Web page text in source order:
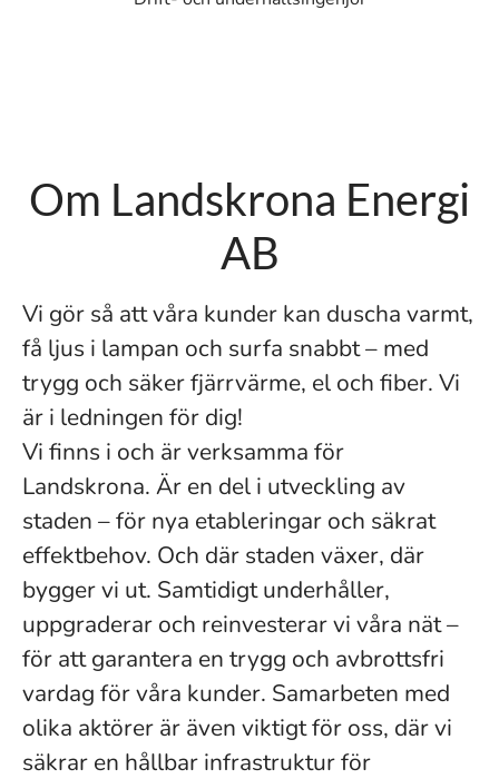
Om Landskrona Energi
AB
Vi gör så att våra kunder kan duscha varmt,
få ljus i lampan och surfa snabbt – med
trygg och säker fjärrvärme, el och fiber. Vi
är i ledningen för dig!
Vi finns i och är verksamma för
Landskrona. Är en del i utveckling av
staden – för nya etableringar och säkrat
effektbehov. Och där staden växer, där
bygger vi ut. Samtidigt underhåller,
uppgraderar och reinvesterar vi våra nät –
för att garantera en trygg och avbrottsfri
vardag för våra kunder. Samarbeten med
olika aktörer är även viktigt för oss, där vi
säkrar en hållbar infrastruktur för